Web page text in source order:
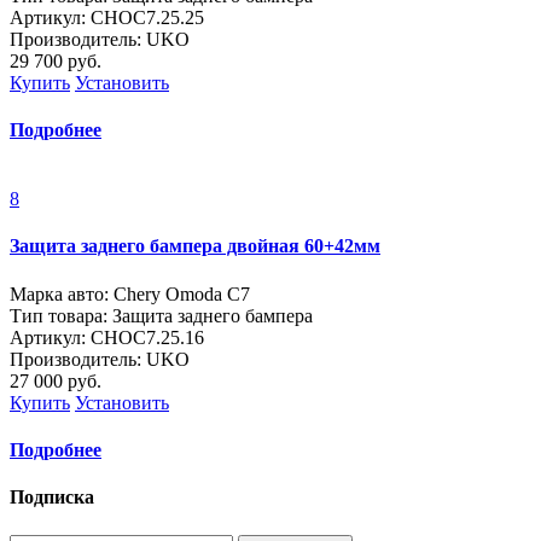
Артикул: CHOC7.25.25
Производитель: UKO
29 700 руб.
Купить Установить
Подробнее
8
Защита заднего бампера двойная 60+42мм
Марка авто: Chery Omoda C7
Тип товара: Защита заднего бампера
Артикул: CHOC7.25.16
Производитель: UKO
27 000 руб.
Купить Установить
Подробнее
Подписка